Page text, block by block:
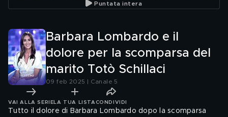
Puntata intera
Barbara Lombardo e il
dolore per la scomparsa del
marito Totò Schillaci
09 feb 2025 | Canale 5
VAI ALLA SERIE LA TUA LISTA CONDIVIDI
Tutto il dolore di Barbara Lombardo dopo la scomparsa